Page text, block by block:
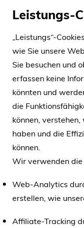
Leistungs-
„Leistungs“-
wie Sie unsere
Sie besuchen und
erfassen keine
könnten und
die
können,
haben und die
können.
Wir verwenden die
Web-Analytics
erstellen, wie
Affiliate-Tracking